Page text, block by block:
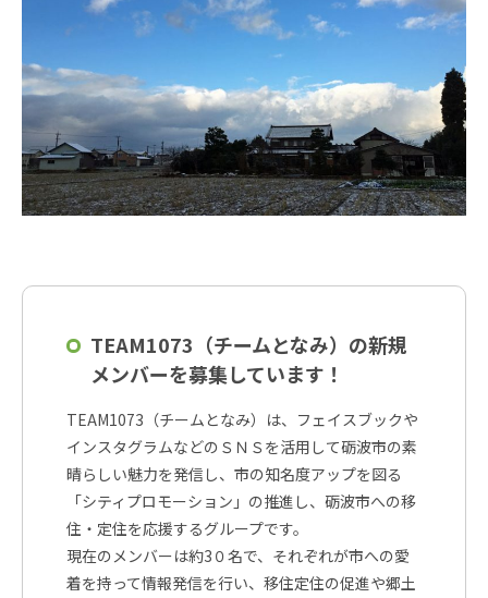
TEAM1073（チームとなみ）の新規
メンバーを募集しています！
TEAM1073（チームとなみ）は、フェイスブックや
インスタグラムなどのＳＮＳを活用して砺波市の素
晴らしい魅力を発信し、市の知名度アップを図る
「シティプロモーション」の推進し、砺波市への移
住・定住を応援するグループです。
現在のメンバーは約3０名で、それぞれが市への愛
着を持って情報発信を行い、移住定住の促進や郷土